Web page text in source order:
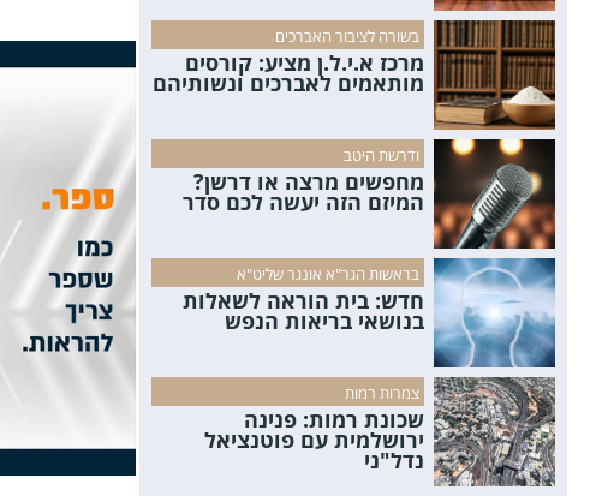
בשורה לציבור האברכים
מרכז א.י.ל.ן מציע: קורסים
מותאמים לאברכים ונשותיהם
ודרשת היטב
מחפשים מרצה או דרשן?
המיזם הזה יעשה לכם סדר
בראשות הגר"א אונגר שליט"א
חדש: בית הוראה לשאלות
בנושאי בריאות הנפש
צמרות רמות
שכונת רמות: פנינה
ירושלמית עם פוטנציאל
נדל"ני